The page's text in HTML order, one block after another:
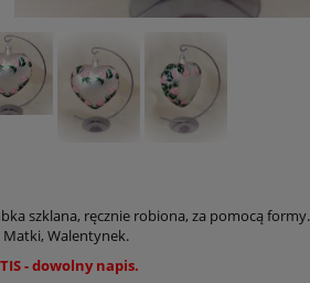
szklana, ręcznie robiona, za pomocą
Matki, Walentynek.
- dowolny napis.